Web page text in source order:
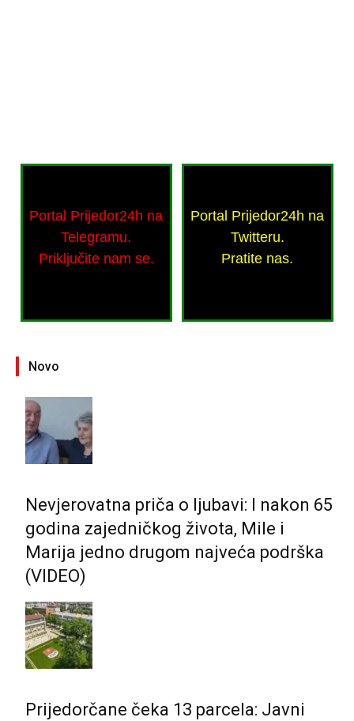
Portal Prijedor24h na
Telegramu.
Priključite nam se.
Portal Prijedor24h na
Twitteru.
Pratite nas.
Novo
Nevjerovatna priča o ljubavi: I nakon 65
godina zajedničkog života, Mile i
Marija jedno drugom najveća podrška
(VIDEO)
Prijedorčane čeka 13 parcela: Javni